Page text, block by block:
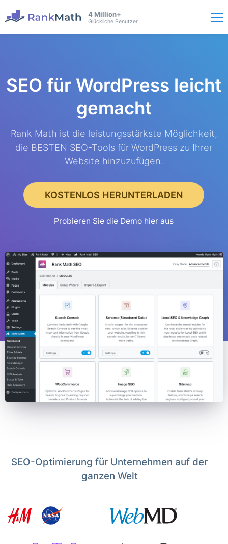
4 Million+
Glückliche Benutzer
SEO für WordPress leicht
gemacht
Rank Math ist die leistungsstärkste Möglichkeit,
die BESTEN SEO-Tools für WordPress zu Ihrer
Website hinzuzufügen.
KOSTENLOS HERUNTERLADEN
Probieren Sie die Demo hier aus
SEO-Optimierung für Unternehmen auf der
ganzen Welt